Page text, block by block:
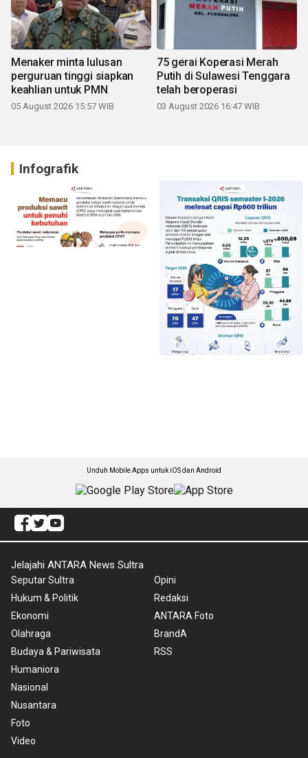
Menaker minta lulusan
perguruan tinggi siapkan
keahlian untuk PMN
05 August 2026 15:57 WIB
75 gerai Koperasi Merah
Putih di Sulawesi Tenggara
telah beroperasi
03 August 2026 16:47 WIB
Infografik
Unduh Mobile Apps untuk iOS dan Android
Jelajahi ANTARA News Sultra
Seputar Sultra
Hukum & Politik
Ekonomi
Olahraga
Budaya & Pariwisata
Humaniora
Nasional
Nusantara
Foto
Video
Opini
Redaksi
ANTARA Foto
BrandA
RSS